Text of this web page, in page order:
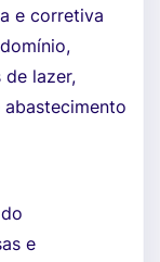
e corretiva
de lazer,
e